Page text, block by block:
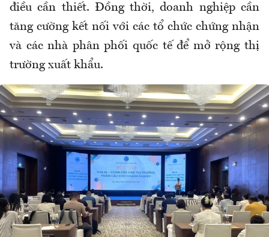
điều cần thiết. Đồng thời, doanh nghiệp cần
tăng cường kết nối với các tổ chức chứng nhận
và các nhà phân phối quốc tế để mở rộng thị
trường xuất khẩu.